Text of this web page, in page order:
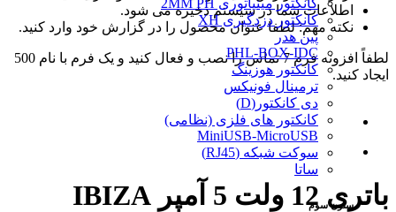
کانکتور دزدگیری XH
پین هدر
PHL-BOX-IDC
کانکتور هوزینگ
ترمینال فونیکس
دی کانکتور(D)
کانکتور های فلزی (نظامی)
MiniUSB-MicroUSB
سوکت شبکه (RJ45)
ساتا
ستون سوم
اطلاعات شما در سیستم ذخیره می شود.
نکته مهم: لطفا عنوان محصول را در گزارش خود وارد کنید.
لطفاً افزونه فرم 7 تماس را نصب و فعال کنید و یک فرم با نام 500
ایجاد کنید.
باتری 12 ولت 5 آمپر IBIZA